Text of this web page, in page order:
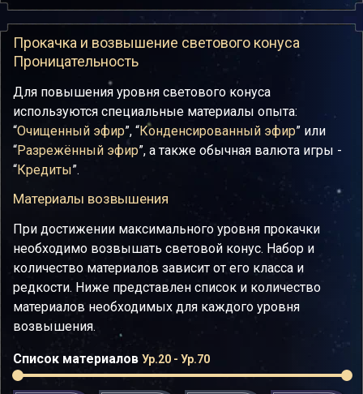
Прокачка и возвышение светового конуса
Проницательность
Для повышения уровня светового конуса
используются специальные материалы опыта:
“Очищенный эфир”, “Конденсированный эфир” или
“Разрежённый эфир”, а также обычная валюта игры -
“Кредиты”.
Материалы возвышения
При достижении максимального уровня прокачки
необходимо возвышать световой конус. Набор и
количество материалов зависит от его класса и
редкости. Ниже представлен список и количество
материалов необходимых для каждого уровня
возвышения.
Список материалов Ур.20 - Ур.70